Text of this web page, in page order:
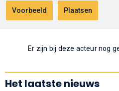
Er zijn bij deze acteur nog
Het laatste nieuws